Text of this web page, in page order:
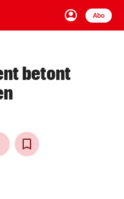
account_circle
Anmelden
Abo
close Schließen
arrow_right
betont